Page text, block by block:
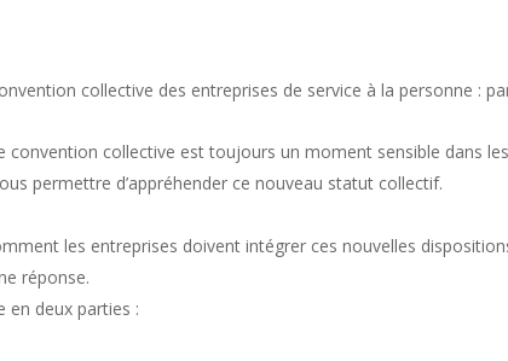
collective des entreprises de service à la personne :
convention collective est toujours un moment sensible dans
permettre d’appréhender ce nouveau statut collectif.
les entreprises doivent intégrer ces nouvelles
réponse.
en deux parties :